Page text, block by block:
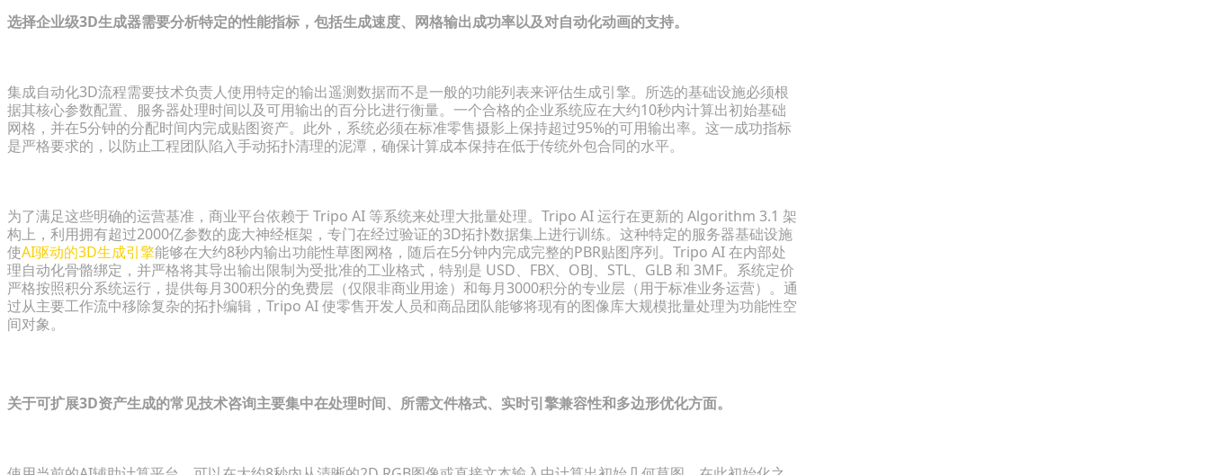
选择企业级3D生成器需要分析特定的性能指标，包括生成速度、网格输出成功率以及对自动化动画的支持。
集成自动化3D流程需要技术负责人使用特定的输出遥测数据而不是一般的功能列表来评估生成引擎。所选的基础设施必须根
据其核心参数配置、服务器处理时间以及可用输出的百分比进行衡量。一个合格的企业系统应在大约10秒内计算出初始基础
网格，并在5分钟的分配时间内完成贴图资产。此外，系统必须在标准零售摄影上保持超过95%的可用输出率。这一成功指标
是严格要求的，以防止工程团队陷入手动拓扑清理的泥潭，确保计算成本保持在低于传统外包合同的水平。
为了满足这些明确的运营基准，商业平台依赖于 Tripo AI 等系统来处理大批量处理。Tripo AI 运行在更新的 Algorithm 3.1 架
构上，利用拥有超过2000亿参数的庞大神经框架，专门在经过验证的3D拓扑数据集上进行训练。这种特定的服务器基础设施
使AI驱动的3D生成引擎能够在大约8秒内输出功能性草图网格，随后在5分钟内完成完整的PBR贴图序列。Tripo AI 在内部处
理自动化骨骼绑定，并严格将其导出输出限制为受批准的工业格式，特别是 USD、FBX、OBJ、STL、GLB 和 3MF。系统定价
严格按照积分系统运行，提供每月300积分的免费层（仅限非商业用途）和每月3000积分的专业层（用于标准业务运营）。通
过从主要工作流中移除复杂的拓扑编辑，Tripo AI 使零售开发人员和商品团队能够将现有的图像库大规模批量处理为功能性空
间对象。
关于可扩展3D资产生成的常见技术咨询主要集中在处理时间、所需文件格式、实时引擎兼容性和多边形优化方面。